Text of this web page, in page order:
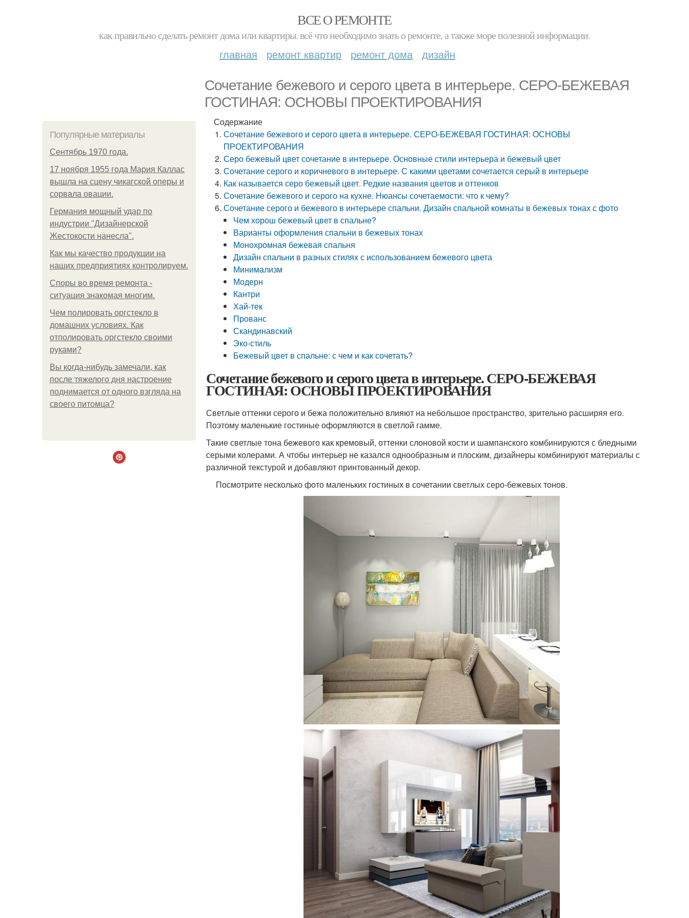
ВСЕ О РЕМОНТЕ
как правильно сделать ремонт дома или квартиры. всё что необходимо знать о ремонте, а также море полезной информации.
главная ремонт квартир ремонт дома дизайн
Сочетание бежевого и серого цвета в интерьере. СЕРО-БЕЖЕВАЯ
ГОСТИНАЯ: ОСНОВЫ ПРОЕКТИРОВАНИЯ
Популярные материалы
Сентябрь 1970 года.
17 ноября 1955 года Мария Каллас
вышла на сцену чикагской оперы и
сорвала овации.
Германия мощный удар по
индустрии "Дизайнерской
Жестокости нанесла".
Как мы качество продукции на
наших предприятиях контролируем.
Споры во время ремонта -
ситуация знакомая многим.
Чем полировать оргстекло в
домашних условиях. Как
отполировать оргстекло своими
руками?
Вы когда-нибудь замечали, как
после тяжелого дня настроение
поднимается от одного взгляда на
своего питомца?
Содержание
Сочетание бежевого и серого цвета в интерьере. СЕРО-БЕЖЕВАЯ ГОСТИНАЯ: ОСНОВЫ
ПРОЕКТИРОВАНИЯ
Серо бежевый цвет сочетание в интерьере. Основные стили интерьера и бежевый цвет
Сочетание серого и коричневого в интерьере. С какими цветами сочетается серый в интерьере
Как называется серо бежевый цвет. Редкие названия цветов и оттенков
Сочетание бежевого и серого на кухне. Нюансы сочетаемости: что к чему?
Сочетание серого и бежевого в интерьере спальни. Дизайн спальной комнаты в бежевых тонах с фото
Чем хорош бежевый цвет в спальне?
Варианты оформления спальни в бежевых тонах
Монохромная бежевая спальня
Дизайн спальни в разных стилях с использованием бежевого цвета
Минимализм
Модерн
Кантри
Хай-тек
Прованс
Скандинавский
Эко-стиль
Бежевый цвет в спальне: с чем и как сочетать?
Сочетание бежевого и серого цвета в интерьере. СЕРО-БЕЖЕВАЯ
ГОСТИНАЯ: ОСНОВЫ ПРОЕКТИРОВАНИЯ
Светлые оттенки серого и бежа положительно влияют на небольшое пространство, зрительно расширяя его.
Поэтому маленькие гостиные оформляются в светлой гамме.
Такие светлые тона бежевого как кремовый, оттенки слоновой кости и шампанского комбинируются с бледными
серыми колерами. А чтобы интерьер не казался однообразным и плоским, дизайнеры комбинируют материалы с
различной текстурой и добавляют принтованный декор.
Посмотрите несколько фото маленьких гостиных в сочетании светлых серо-бежевых тонов.